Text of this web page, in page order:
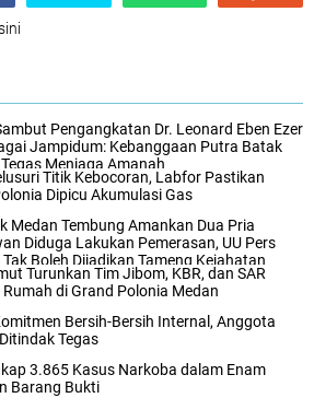
Pengangkatan Dr. Leonard Eben Ezer
Jampidum: Kebanggaan Putra Batak
Menjaga Amanah
Titik Kebocoran, Labfor Pastikan
Dipicu Akumulasi Gas
Medan Tembung Amankan Dua Pria
Diduga Lakukan Pemerasan, UU Pers
Boleh Dijadikan Tameng Kejahatan
Turunkan Tim Jibom, KBR, dan SAR
di Grand Polonia Medan
Bersih-Bersih Internal, Anggota
Tegas
3.865 Kasus Narkoba dalam Enam
Barang Bukti